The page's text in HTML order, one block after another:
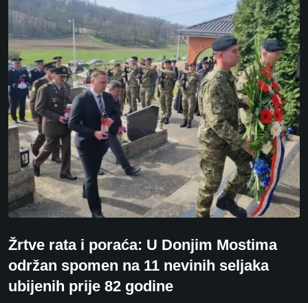
Žrtve rata i poraća: U Donjim Mostima
održan spomen na 11 nevinih seljaka
ubijenih prije 82 godine